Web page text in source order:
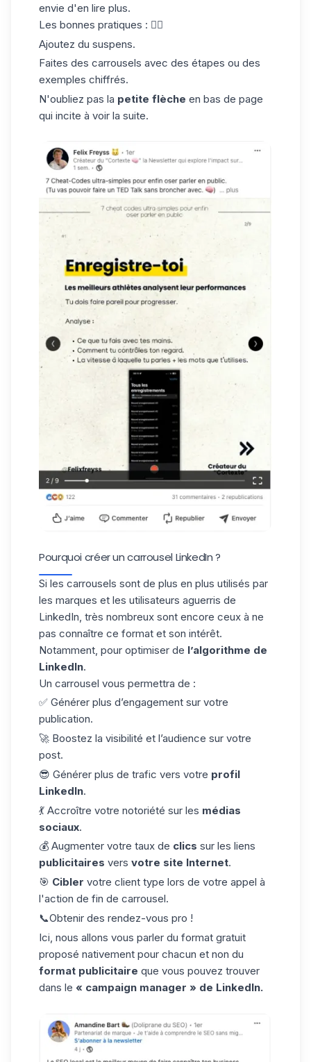
envie d'en lire plus.
Les bonnes pratiques : 👇🏼
Ajoutez du suspens.
Faites des carrousels avec des étapes ou des
exemples chiffrés.
N'oubliez pas la petite flèche en bas de page
qui incite à voir la suite.
Pourquoi créer un carrousel LinkedIn ?
Si les carrousels sont de plus en plus utilisés par
les marques et les utilisateurs aguerris de
LinkedIn, très nombreux sont encore ceux à ne
pas connaître ce format et son intérêt.
Notamment, pour optimiser de l’algorithme de
LinkedIn.
Un carrousel vous permettra de :
✅ Générer plus d’engagement sur votre
publication.
🚀 Boostez la visibilité et l’audience sur votre
post.
😎 Générer plus de trafic vers votre profil
LinkedIn.
💃 Accroître votre notoriété sur les médias
sociaux.
💰 Augmenter votre taux de clics sur les liens
publicitaires vers votre site Internet.
🎯 Cibler votre client type lors de votre appel à
l'action de fin de carrousel.
📞Obtenir des rendez-vous pro !
Ici, nous allons vous parler du format gratuit
proposé nativement pour chacun et non du
format publicitaire que vous pouvez trouver
dans le « campaign manager » de LinkedIn.